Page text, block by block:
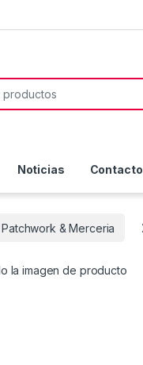
Noticias Contacto
& Merceria